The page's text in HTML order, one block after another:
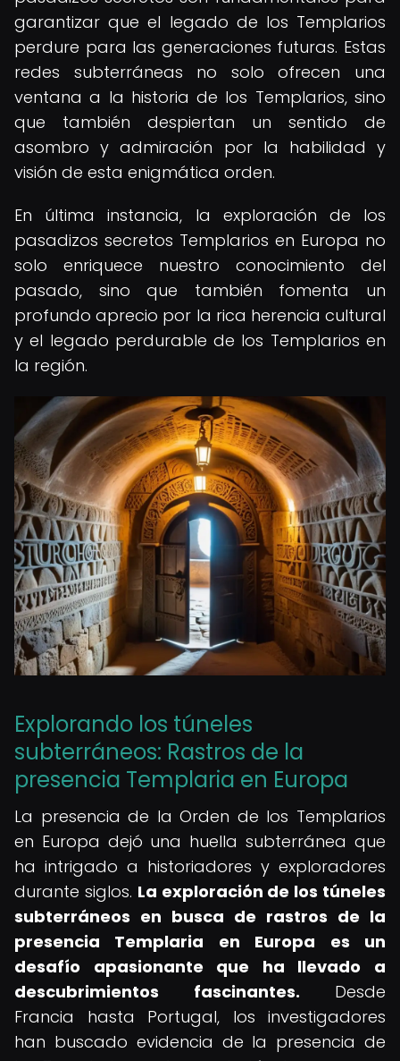
garantizar que el legado de los Templarios
perdure para las generaciones futuras. Estas
redes subterráneas no solo ofrecen una
ventana a la historia de los Templarios, sino
que también despiertan un sentido de
asombro y admiración por la habilidad y
visión de esta enigmática orden.
En última instancia, la exploración de los
pasadizos secretos Templarios en Europa no
solo enriquece nuestro conocimiento del
pasado, sino que también fomenta un
profundo aprecio por la rica herencia cultural
y el legado perdurable de los Templarios en
la región.
Explorando los túneles
subterráneos: Rastros de la
presencia Templaria en Europa
La presencia de la Orden de los Templarios
en Europa dejó una huella subterránea que
ha intrigado a historiadores y exploradores
durante siglos. La exploración de los túneles
subterráneos en busca de rastros de la
presencia Templaria en Europa es un
desafío apasionante que ha llevado a
descubrimientos fascinantes. Desde
Francia hasta Portugal, los investigadores
han buscado evidencia de la presencia de